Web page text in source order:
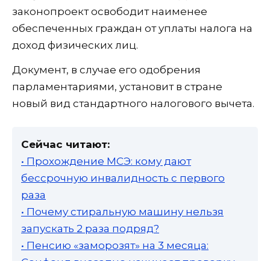
законопроект освободит наименее
обеспеченных граждан от уплаты налога на
доход физических лиц.
Документ, в случае его одобрения
парламентариями, установит в стране
новый вид стандартного налогового вычета.
Сейчас читают:
• Прохождение МСЭ: кому дают
бессрочную инвалидность с первого
раза
• Почему стиральную машину нельзя
запускать 2 раза подряд?
• Пенсию «заморозят» на 3 месяца: